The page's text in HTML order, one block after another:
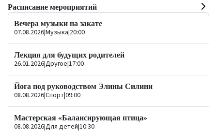
Расписание мероприятий
Вечера музыки на закате
07.08.2026|Музыка|20:00
Лекция для будущих родителей
26.01.2026|Другое|17:00
Йога под руководством Элины Силини
08.08.2026|Спорт|09:00
Мастерская «Балансирующая птица»
08.08.2026|Для детей|10:30